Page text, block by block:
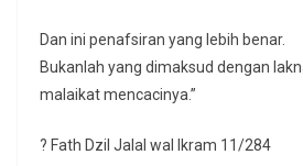
Dan ini penafsiran yang lebih benar.
Bukanlah yang dimaksud dengan
malaikat mencacinya.”
? Fath Dzil Jalal wal Ikram 11/284